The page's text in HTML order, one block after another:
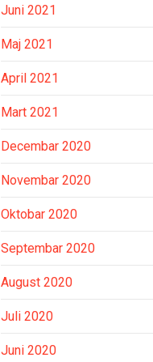
Juni 2021
Maj 2021
April 2021
Mart 2021
Decembar 2020
Novembar 2020
Oktobar 2020
Septembar 2020
August 2020
Juli 2020
Juni 2020